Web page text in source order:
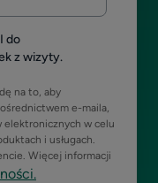
do
z wizyty.
na to, aby
e-maila,
elektronicznych w celu
i usługach.
Więcej informacji